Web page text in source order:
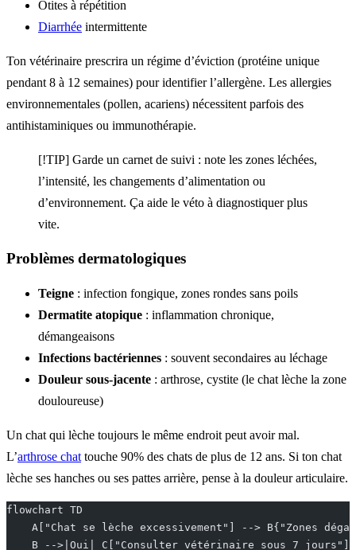
Otites à répétition
Diarrhée intermittente
Ton vétérinaire prescrira un régime d’éviction (protéine unique
pendant 8 à 12 semaines) pour identifier l’allergène. Les allergies
environnementales (pollen, acariens) nécessitent parfois des
antihistaminiques ou immunothérapie.
[!TIP] Garde un carnet de suivi : note les zones léchées,
l’intensité, les changements d’alimentation ou
d’environnement. Ça aide le véto à diagnostiquer plus
vite.
Problèmes dermatologiques
Teigne : infection fongique, zones rondes sans poils
Dermatite atopique : inflammation chronique,
démangeaisons
Infections bactériennes : souvent secondaires au léchage
Douleur sous-jacente : arthrose, cystite (le chat lèche la zone
douloureuse)
Un chat qui lèche toujours le même endroit peut avoir mal.
L’arthrose chat touche 90% des chats de plus de 12 ans. Si ton chat
lèche ses hanches ou ses pattes arrière, pense à la douleur articulaire.
flowchart TD
A["Chat se lèche excessivement"] --> B{"Zones
    B -->|Oui| C["Consulter vétérinaire sous 7 jours"]